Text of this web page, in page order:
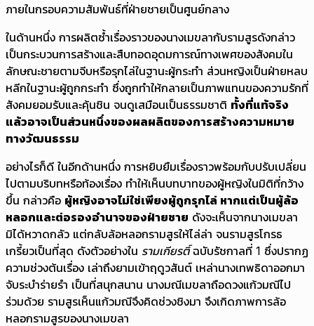
ภายในกรอบความสัมพันธ์ที่ฝ่ายชายเป็นศูนย์กลาง
ในด้านหนึ่ง การผลิตซ้ำเรื่องราวของนางเมขลากับรามสูรดังกล่าว
เป็นกระบวนการสร้างและสืบทอดอุดมการณ์ทางเพศของสังคมใน
ลักษณะชายตามจีบหรือรุกไล่ในฐานะผู้กระทำ ส่วนหญิงเป็นฝ่ายหลบ
หลีกในฐานะผู้ถูกกระทำ ซึ่งถูกทำให้กลายเป็นภาพแทนของความรักที่
สังคมยอมรับและคุ้นชิน จนดูเสมือนเป็นธรรมชาติ ทั้งที่แท้จริง
แล้วอาจเป็นส่วนหนึ่งของผลผลิตของการสร้างความหมาย
ทางวัฒนธรรม
อย่างไรก็ดี ในอีกด้านหนึ่ง การหยิบยืมเรื่องราวพร้อมกับปรับเปลี่ยน
ไปตามบริบทหรือท้องเรื่อง ทำให้เห็นบทบาทของผู้หญิงในมิติที่กว้าง
ขึ้น กล่าวคือ ผู้หญิงอาจไม่ใช่เพียงผู้ถูกรุกไล่ หากแต่เป็นผู้ล้อ
หลอกและต่อรองอำนาจของฝ่ายชาย ดังจะเห็นจากนางเมขลา
มิได้หวาดกลัว แต่กลับล้อหลอกรามสูรให้ไล่ล่า จนรามสูรโกรธ
เกรี้ยวเป็นที่สุด ดังตัวอย่างใน รามเกียรติ์ฉบับรัชกาลที่ 1 ซึ่งปรากฏ
ความช่วงต้นเรื่อง เล่าถึงยามเข้าฤดูวสันต์ เหล่านางเทพธิดาออกมา
จับระบำร่ายรำ เป็นที่สนุกสนาน นางมณีเมขลาถือดวงแก้วมณีไป
ร่วมด้วย รามสูรเห็นแก้วมณีจึงคิดช่วงชิงมา จึงเกิดภาพการล้อ
หลอกรามสูรของนางเมขลา